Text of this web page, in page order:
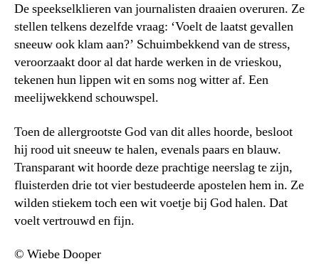
De speekselklieren van journalisten draaien overuren. Ze
stellen telkens dezelfde vraag: ‘Voelt de laatst gevallen
sneeuw ook klam aan?’ Schuimbekkend van de stress,
veroorzaakt door al dat harde werken in de vrieskou,
tekenen hun lippen wit en soms nog witter af. Een
meelijwekkend schouwspel.
Toen de allergrootste God van dit alles hoorde, besloot
hij rood uit sneeuw te halen, evenals paars en blauw.
Transparant wit hoorde deze prachtige neerslag te zijn,
fluisterden drie tot vier bestudeerde apostelen hem in. Ze
wilden stiekem toch een wit voetje bij God halen. Dat
voelt vertrouwd en fijn.
© Wiebe Dooper